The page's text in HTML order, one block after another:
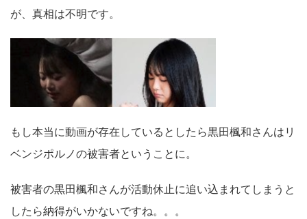
が、真相は不明です。
もし本当に動画が存在しているとしたら黒田楓和さんはリ
ベンジポルノの被害者ということに。
被害者の黒田楓和さんが活動休止に追い込まれてしまうと
したら納得がいかないですね。。。